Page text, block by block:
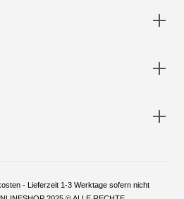
- Lieferzeit 1-3 Werktage sofern nicht